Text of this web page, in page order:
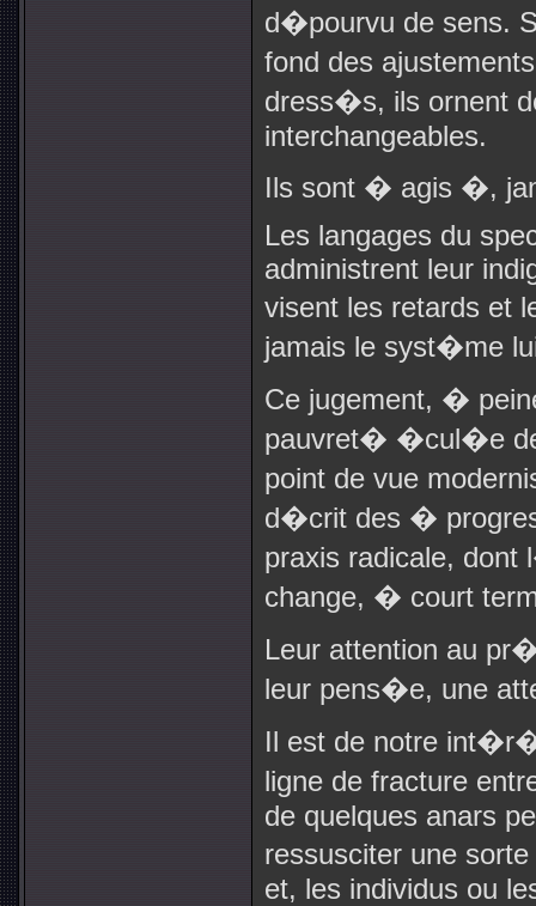
d�pourvu de sens.
fond des
dress�s, ils ornent
interchangeables.
Ils sont � agis �,
Les langages du
administrent leur
visent les retards et
jamais le syst�me
Ce jugement, �
pauvret� �cul�e
point de vue
d�crit des �
praxis radicale,
change, � court
Leur attention au
leur pens�e, une
Il est de notre
ligne de fracture
de quelques anars
ressusciter une
et, les individus ou